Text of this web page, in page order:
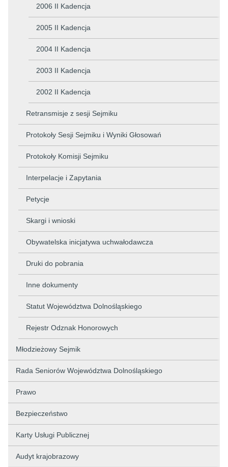
2006 II Kadencja
2005 II Kadencja
2004 II Kadencja
2003 II Kadencja
2002 II Kadencja
Retransmisje z sesji Sejmiku
Protokoły Sesji Sejmiku i Wyniki Głosowań
Protokoły Komisji Sejmiku
Interpelacje i Zapytania
Petycje
Skargi i wnioski
Obywatelska inicjatywa uchwałodawcza
Druki do pobrania
Inne dokumenty
Statut Województwa Dolnośląskiego
Rejestr Odznak Honorowych
Młodzieżowy Sejmik
Rada Seniorów Województwa Dolnośląskiego
Prawo
Bezpieczeństwo
Karty Usługi Publicznej
Audyt krajobrazowy